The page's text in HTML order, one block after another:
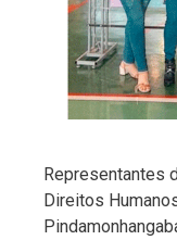
Representantes
Direitos